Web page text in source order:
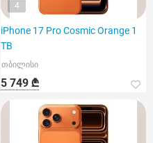
4
iPhone 17 Pro Cosmic Orange 1
TB
თბილისი
5 749 ₾